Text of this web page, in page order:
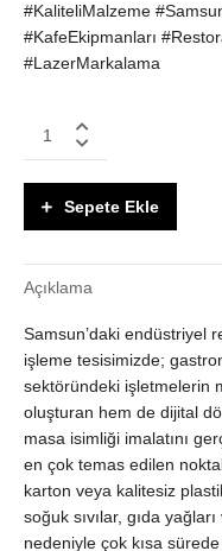
#KaliteliMalzeme
#KafeEkipmanları
#LazerMarkalama
Masa
3mm
Üzeri
Metal
QR
Kodlu
Masa
Üzeri
Etiketi
quantity
Sepete Ekle
Açıklama
Samsun’daki endüstriyel
işleme tesisimizde;
sektöründeki işletmelerin
oluşturan hem de dijital
masa isimliği imalatını
en çok temas edilen
karton veya kalitesiz
soğuk sıvılar, gıda
nedeniyle çok kısa